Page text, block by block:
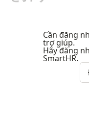
Cần đăng
trợ giúp.
Hãy đăng
SmartHR.